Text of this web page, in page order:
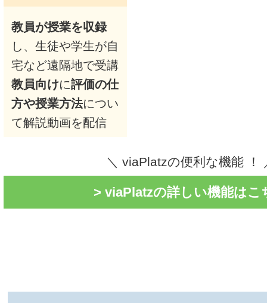
教員が授業を収録
し、生徒や学生が自
宅など遠隔地で受講
教員向けに評価の仕
方や授業方法につい
て解説動画を配信
＼ viaPlatzの便利な機能 ！
> viaPlatzの詳しい機能はこ